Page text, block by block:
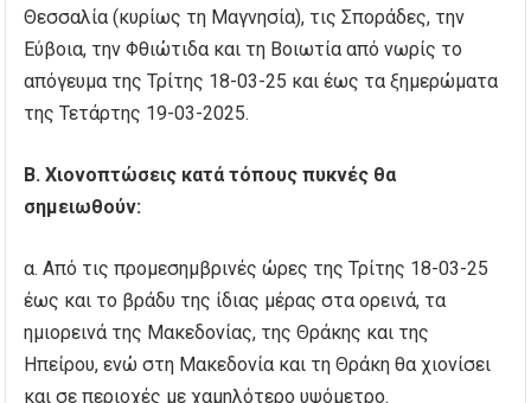
Θεσσαλία (κυρίως τη Μαγνησία), τις Σποράδες, την
Εύβοια, την Φθιώτιδα και τη Βοιωτία από νωρίς το
απόγευμα της Τρίτης 18-03-25 και έως τα ξημερώματα
της Τετάρτης 19-03-2025.
Β. Χιονοπτώσεις κατά τόπους πυκνές θα
σημειωθούν:
α. Από τις προμεσημβρινές ώρες της Τρίτης 18-03-25
έως και το βράδυ της ίδιας μέρας στα ορεινά, τα
ημιορεινά της Μακεδονίας, της Θράκης και της
Ηπείρου, ενώ στη Μακεδονία και τη Θράκη θα χιονίσει
και σε περιοχές με χαμηλότερο υψόμετρο.